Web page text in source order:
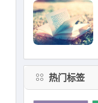
热门标签